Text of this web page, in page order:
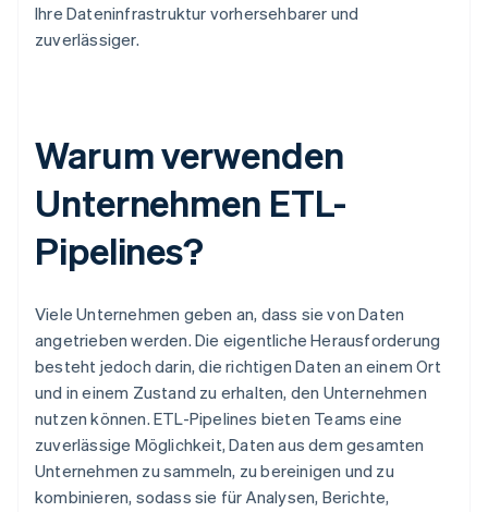
Ihre Dateninfrastruktur vorhersehbarer und
zuverlässiger.
Warum verwenden
Unternehmen ETL-
Pipelines?
Viele Unternehmen geben an, dass sie von Daten
angetrieben werden. Die eigentliche Herausforderung
besteht jedoch darin, die richtigen Daten an einem Ort
und in einem Zustand zu erhalten, den Unternehmen
nutzen können. ETL-Pipelines bieten Teams eine
zuverlässige Möglichkeit, Daten aus dem gesamten
Unternehmen zu sammeln, zu bereinigen und zu
kombinieren, sodass sie für Analysen, Berichte,